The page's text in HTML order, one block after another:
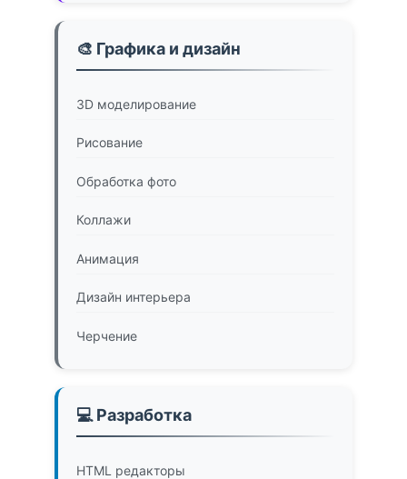
🎨 Графика и дизайн
3D моделирование
Рисование
Обработка фото
Коллажи
Анимация
Дизайн интерьера
Черчение
💻 Разработка
HTML редакторы